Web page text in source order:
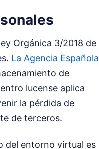
Orgánica 3/2018 de
La Agencia Española
de
lucense aplica
la pérdida de
de terceros.
del entorno virtual es